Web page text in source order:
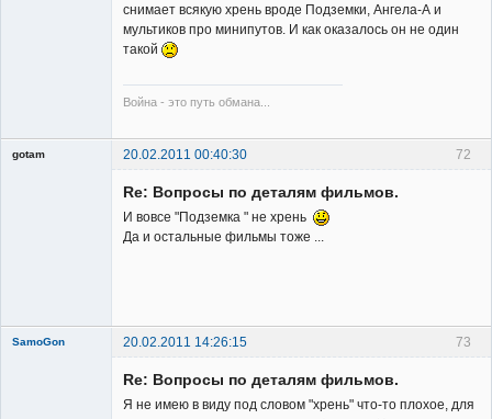
снимает всякую хрень вроде Подземки, Ангела-А и
мультиков про минипутов. И как оказалось он не один
такой
Война - это путь обмана...
72
gotam
20.02.2011 00:40:30
Re: Вопросы по деталям фильмов.
И вовсе "Подземка " не хрень
Да и остальные фильмы тоже ...
73
SamoGon 20.02.2011 14:26:15
Re: Вопросы по деталям фильмов.
Я не имею в виду под словом "хрень" что-то плохое, для